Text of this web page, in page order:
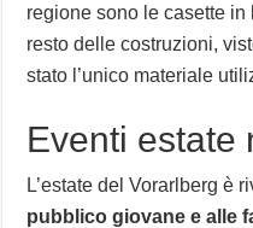
regione sono le casette in
resto delle costruzioni,
stato l’unico materiale
Eventi estate
L’estate del Vorarlberg è
pubblico giovane e alle